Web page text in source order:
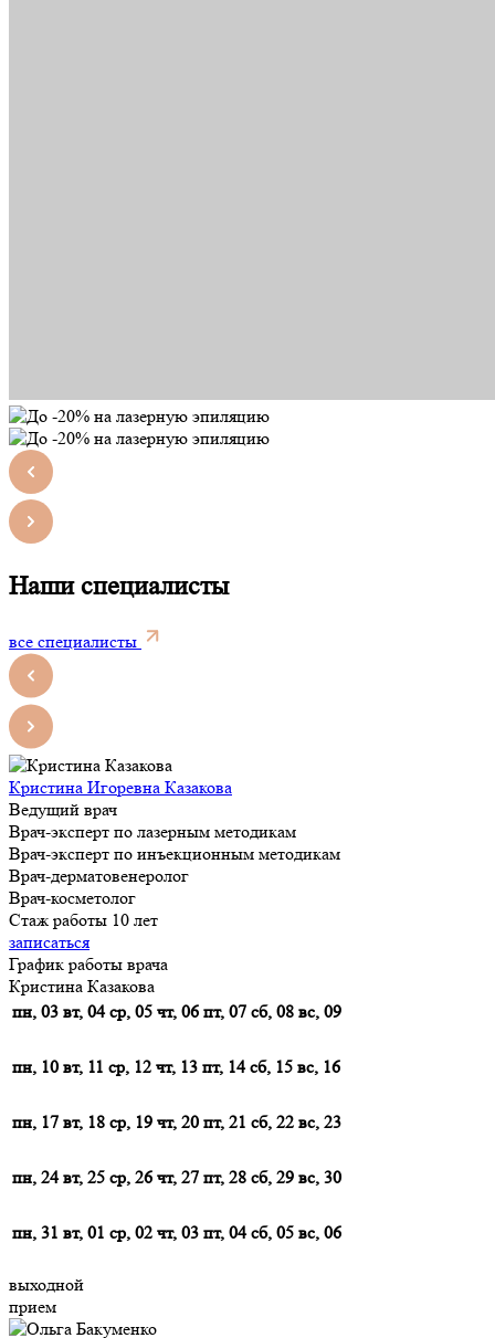
Наши специалисты
все специалисты
Кристина Игоревна Казакова
Ведущий врач
Врач-эксперт по лазерным методикам
Врач-эксперт по инъекционным методикам
Врач-дерматовенеролог
Врач-косметолог
Стаж работы 10 лет
записаться
График работы врача
Кристина Казакова
пн, 03 вт, 04 ср, 05 чт, 06 пт, 07 сб, 08 вс, 09
пн, 10 вт, 11 ср, 12 чт, 13 пт, 14 сб, 15 вс, 16
пн, 17 вт, 18 ср, 19 чт, 20 пт, 21 сб, 22 вс, 23
пн, 24 вт, 25 ср, 26 чт, 27 пт, 28 сб, 29 вс, 30
пн, 31 вт, 01 ср, 02 чт, 03 пт, 04 сб, 05 вс, 06
выходной
прием